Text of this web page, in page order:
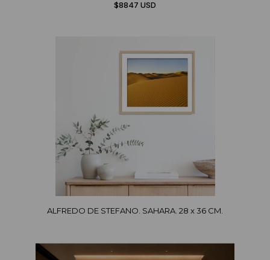
$8847 USD
ALFREDO DE STEFANO. SAHARA. 28 x 36 CM.